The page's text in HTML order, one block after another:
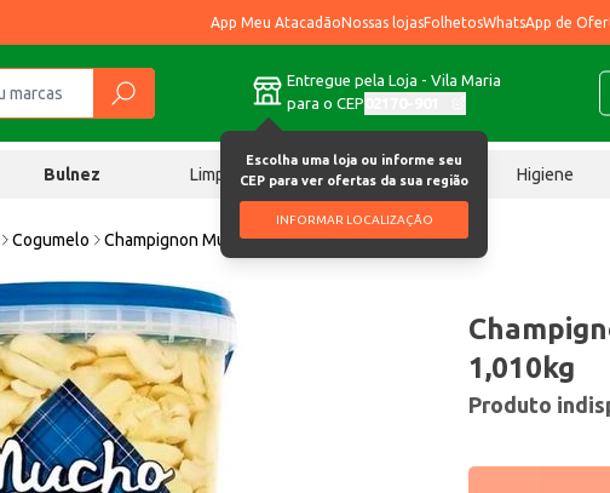
App Meu AtacadãoNossas lojasFolhetosWhatsApp de
Entregue pela Loja - Vila Maria
para o CEP
Escolha uma loja ou informe seu
CEP para ver ofertas da sua região
INFORMAR LOCALIZAÇÃO
Bulnez Limpeza Chocolates Higiene
Cogumelo Champignon Mucho Gusto Fatiado 1,010kg
1,010kg
Produto